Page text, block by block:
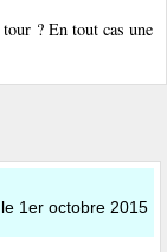
? En tout cas une
1er octobre 2015